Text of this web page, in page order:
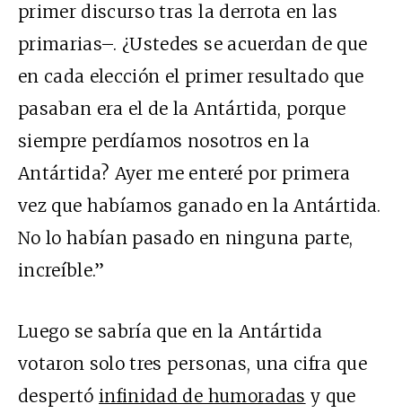
primer discurso tras la derrota en las
primarias–. ¿Ustedes se acuerdan de que
en cada elección el primer resultado que
pasaban era el de la Antártida, porque
siempre perdíamos nosotros en la
Antártida? Ayer me enteré por primera
vez que habíamos ganado en la Antártida.
No lo habían pasado en ninguna parte,
increíble.”
Luego se sabría que en la Antártida
votaron solo tres personas, una cifra que
despertóinfinidad de humoradas y que